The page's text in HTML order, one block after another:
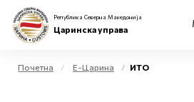
Република Северна Македонија
Царинска управа
Почетна Е-Царина ИТО